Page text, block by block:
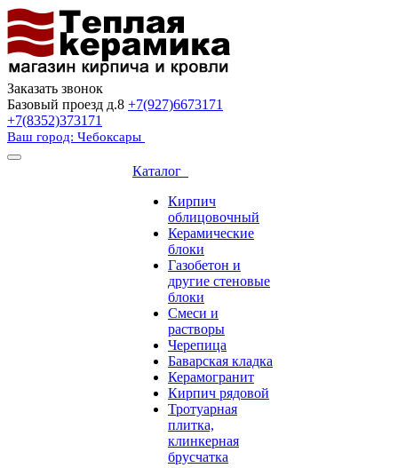
Заказать звонок
Базовый проезд д.8 +7(927)6673171
+7(8352)373171
Ваш город: Чебоксары
Каталог
Кирпич
облицовочный
Керамические
блоки
Газобетон и
другие стеновые
блоки
Смеси и
растворы
Черепица
Баварская кладка
Керамогранит
Кирпич рядовой
Тротуарная
плитка,
клинкерная
брусчатка